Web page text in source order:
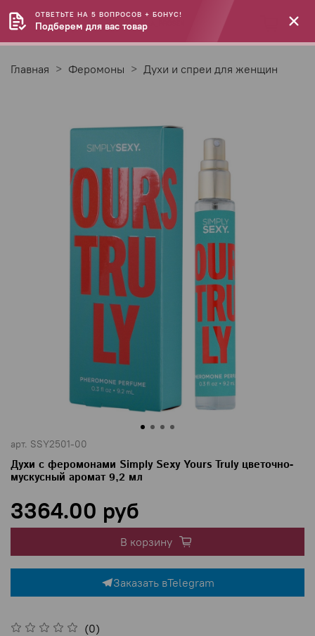
Главная Феромоны Духи и спреи для женщин
арт. SSY2501-00
Духи с феромонами Simply Sexy Yours Truly цветочно-
мускусный аромат 9,2 мл
(0)
3364.00 руб
В корзину
Заказать вTelegram
ОТВЕТЬТЕ НА 5 ВОПРОСОВ + БОНУС!
Подберем для вас товар